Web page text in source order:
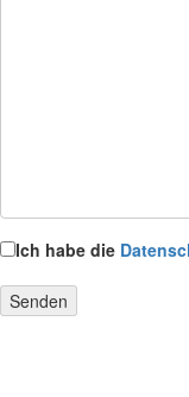
Ich habe die